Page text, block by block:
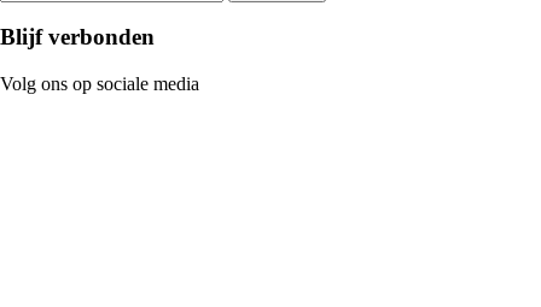
Blijf verbonden
Volg ons op sociale media